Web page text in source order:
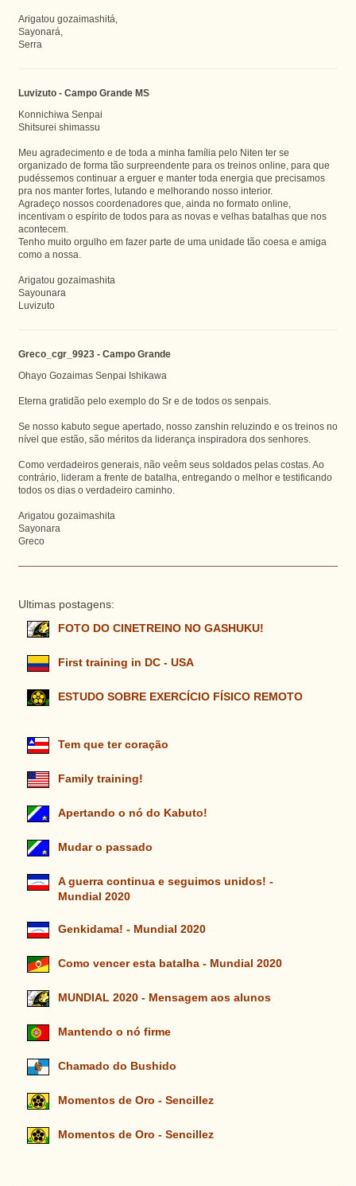
Arigatou gozaimashitá,
Sayonará,
Serra
Luvizuto - Campo Grande MS
Konnichiwa Senpai
Shitsurei shimassu
Meu agradecimento e de toda a minha família pelo Niten ter se
organizado de forma tão surpreendente para os treinos online, para que
pudéssemos continuar a erguer e manter toda energia que precisamos
pra nos manter fortes, lutando e melhorando nosso interior.
Agradeço nossos coordenadores que, ainda no formato online,
incentivam o espírito de todos para as novas e velhas batalhas que nos
acontecem.
Tenho muito orgulho em fazer parte de uma unidade tão coesa e amiga
como a nossa.
Arigatou gozaimashita
Sayounara
Luvizuto
Greco_cgr_9923 - Campo Grande
Ohayo Gozaimas Senpai Ishikawa
Eterna gratidão pelo exemplo do Sr e de todos os senpais.
Se nosso kabuto segue apertado, nosso zanshin reluzindo e os treinos no
nível que estão, são méritos da liderança inspiradora dos senhores.
Como verdadeiros generais, não veêm seus soldados pelas costas. Ao
contrário, lideram a frente de batalha, entregando o melhor e testificando
todos os dias o verdadeiro caminho.
Arigatou gozaimashita
Sayonara
Greco
Ultimas postagens:
FOTO DO CINETREINO NO GASHUKU!
First training in DC - USA
ESTUDO SOBRE EXERCÍCIO FÍSICO REMOTO
Tem que ter coração
Family training!
Apertando o nó do Kabuto!
Mudar o passado
A guerra continua e seguimos unidos! -
Mundial 2020
Genkidama! - Mundial 2020
Como vencer esta batalha - Mundial 2020
MUNDIAL 2020 - Mensagem aos alunos
Mantendo o nó firme
Chamado do Bushido
Momentos de Oro - Sencillez
Momentos de Oro - Sencillez